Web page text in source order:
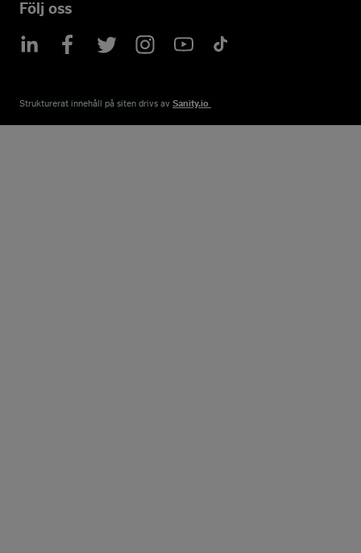
Följ oss
Strukturerat innehåll på siten drivs av​ Sanity.io